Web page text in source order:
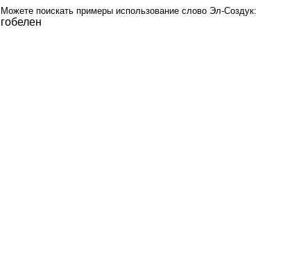
Можете поискать примеры использование слово Эл-Создук:
гобелен